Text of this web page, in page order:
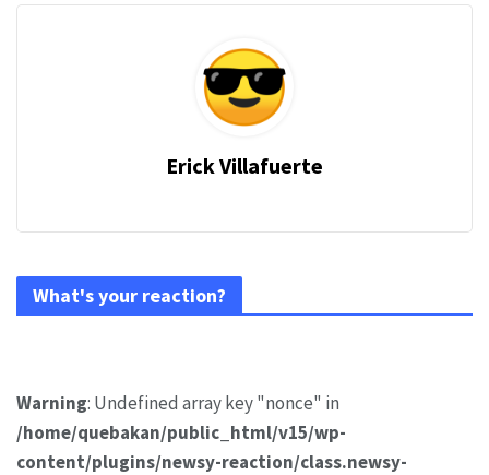
Erick Villafuerte
What's your reaction?
Warning: Undefined array key "nonce" in
/home/quebakan/public_html/v15/wp-
content/plugins/newsy-reaction/class.newsy-